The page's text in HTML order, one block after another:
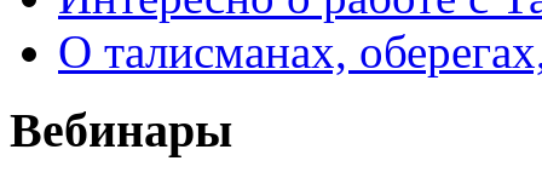
О талисманах,
Вебинары